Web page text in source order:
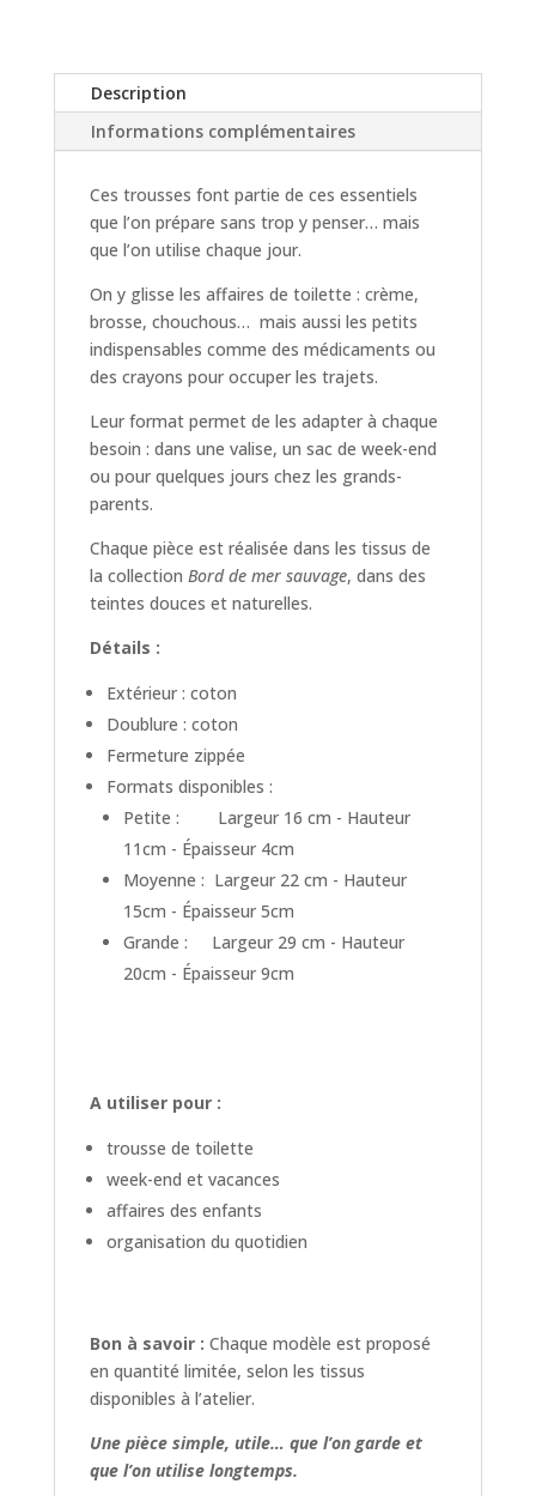
Description
Informations complémentaires
Ces trousses font partie de ces essentiels
que l’on prépare sans trop y penser… mais
que l’on utilise chaque jour.
On y glisse les affaires de toilette : crème,
brosse, chouchous… mais aussi les petits
indispensables comme des médicaments ou
des crayons pour occuper les trajets.
Leur format permet de les adapter à chaque
besoin : dans une valise, un sac de week-end
ou pour quelques jours chez les grands-
parents.
Chaque pièce est réalisée dans les tissus de
la collection Bord de mer sauvage, dans des
teintes douces et naturelles.
Détails :
Extérieur : coton
Doublure : coton
Fermeture zippée
Formats disponibles :
Petite : Largeur 16 cm - Hauteur
11cm - Épaisseur 4cm
Moyenne : Largeur 22 cm - Hauteur
15cm - Épaisseur 5cm
Grande : Largeur 29 cm - Hauteur
20cm - Épaisseur 9cm
A utiliser pour :
trousse de toilette
week-end et vacances
affaires des enfants
organisation du quotidien
Bon à savoir : Chaque modèle est proposé
en quantité limitée, selon les tissus
disponibles à l’atelier.
Une pièce simple, utile… que l’on garde et
que l’on utilise longtemps.